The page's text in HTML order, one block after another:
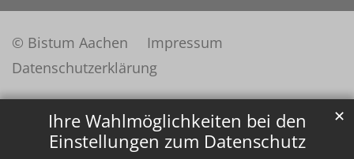
Ihre Wahlmöglichkeiten bei den
Einstellungen zum Datenschutz
✕
© Bistum Aachen
Impressum
Datenschutzerklärung